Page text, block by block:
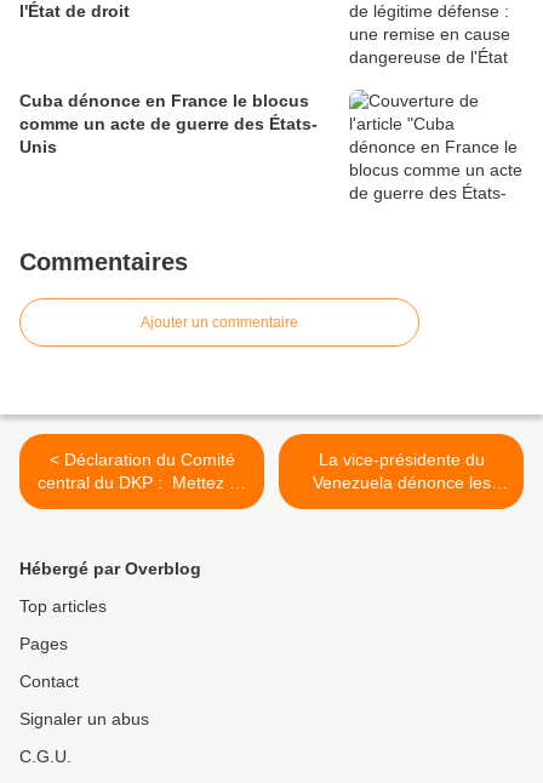
l'État de droit
Cuba dénonce en France le blocus
comme un acte de guerre des États-
Unis
Commentaires
Ajouter un commentaire
< Déclaration du Comité
central du DKP : Mettez fin
au blocus contre Cuba !
La vice-présidente du
Venezuela dénonce les
menaces à la paix à l'ONU
Hébergé par Overblog
Top articles
Pages
Contact
Signaler un abus
C.G.U.